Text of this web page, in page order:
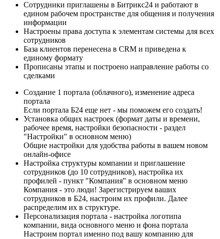
Сотрудники приглашены в Битрикс24 и работают в
едином рабочем пространстве для общения и получения
информации
Настроены права доступа к элементам системы для всех
сотрудников
База клиентов перенесена в CRM и приведена к
единому формату
Прописаны этапы и построено направление работы со
сделками
Создание 1 портала (облачного), изменение адреса
портала
Если портала Б24 еще нет - мы поможем его создать!
Установка общих настроек (формат даты и времени,
рабочее время, настройки безопасности - раздел
"Настройки" в основном меню)
Общие настройки для удобства работы в вашем новом
онлайн-офисе
Настройка структуры компании и приглашение
сотрудников (до 10 сотрудников), настройка их
профилей - пункт "Компания" в основном меню
Компания - это люди! Зарегистрируем ваших
сотрудников в Б24, настроим их профили. Далее
распределим их в структуре.
Персонализация портала - настройка логотипа
компании, вида основного меню и фона портала
Настроим портал именно под вашу компанию для